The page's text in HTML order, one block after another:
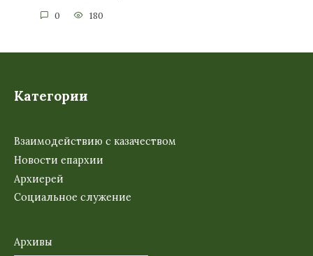
0 180
Категории
Взаимодействию с казачеством
Новости епархии
Архиерей
Социальное служение
Архивы